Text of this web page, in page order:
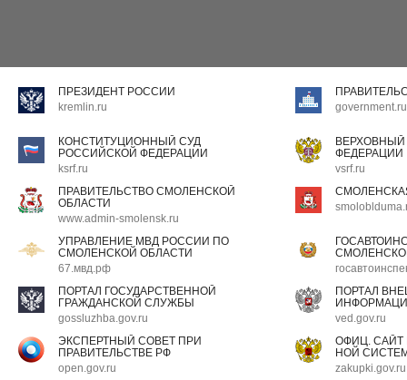
ПРЕЗИДЕНТ РОССИИ
kremlin.ru
government.ru
КОНСТИТУЦИОННЫЙ СУД
РОССИЙСКОЙ ФЕДЕРАЦИИ
ksrf.ru
ФЕДЕРАЦИИ
vsrf.ru
ПРАВИТЕЛЬСТВО СМОЛЕНСКОЙ
ОБЛАСТИ
www.admin-smolensk.ru
УПРАВЛЕНИЕ МВД РОССИИ ПО
СМОЛЕНСКОЙ ОБЛАСТИ
67.мвд.рф
ПОРТАЛ ГОСУДАРСТВЕННОЙ
ГРАЖДАНСКОЙ СЛУЖБЫ
gossluzhba.gov.ru
ПОРТАЛ
ved.gov.ru
ЭКСПЕРТНЫЙ СОВЕТ ПРИ
ПРАВИТЕЛЬСТВЕ РФ
open.gov.ru
ОФИЦ.
НОЙ
zakupki.gov.ru